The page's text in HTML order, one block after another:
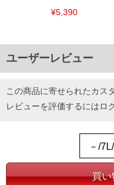
¥5,390
ユーザーレビュー
この商品に寄せられたカス
レビューを評価するにはロ